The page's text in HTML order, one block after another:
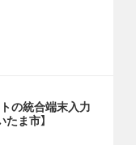
の統合端末入力
ま市】